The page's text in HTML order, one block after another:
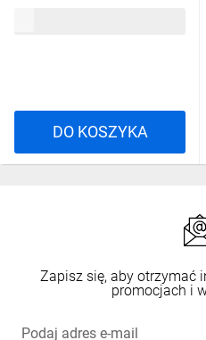
DO KOSZYKA
Zapisz się, aby otrzymać
promocjach i
Podaj adres e-mail